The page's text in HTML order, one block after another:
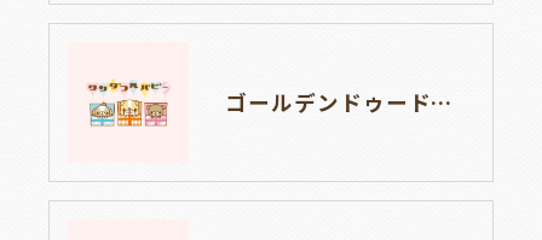
ゴールデンドゥードルの仔犬の見学が出来ます🐶🐶🐶岐阜県養老町のブリーダーワンダフルパピーです。